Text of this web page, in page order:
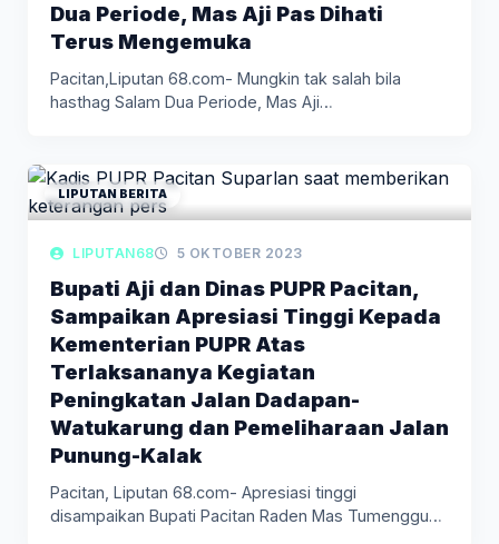
Dua Periode, Mas Aji Pas Dihati
Terus Mengemuka
Pacitan,Liputan 68.com- Mungkin tak salah bila
hasthag Salam Dua Periode, Mas Aji…
LIPUTAN BERITA
LIPUTAN68 5 OKTOBER 2023
Bupati Aji dan Dinas PUPR Pacitan,
Sampaikan Apresiasi Tinggi Kepada
Kementerian PUPR Atas
Terlaksananya Kegiatan
Peningkatan Jalan Dadapan-
Watukarung dan Pemeliharaan Jalan
Punung-Kalak
Pacitan, Liputan 68.com- Apresiasi tinggi
disampaikan Bupati Pacitan Raden Mas Tumenggung